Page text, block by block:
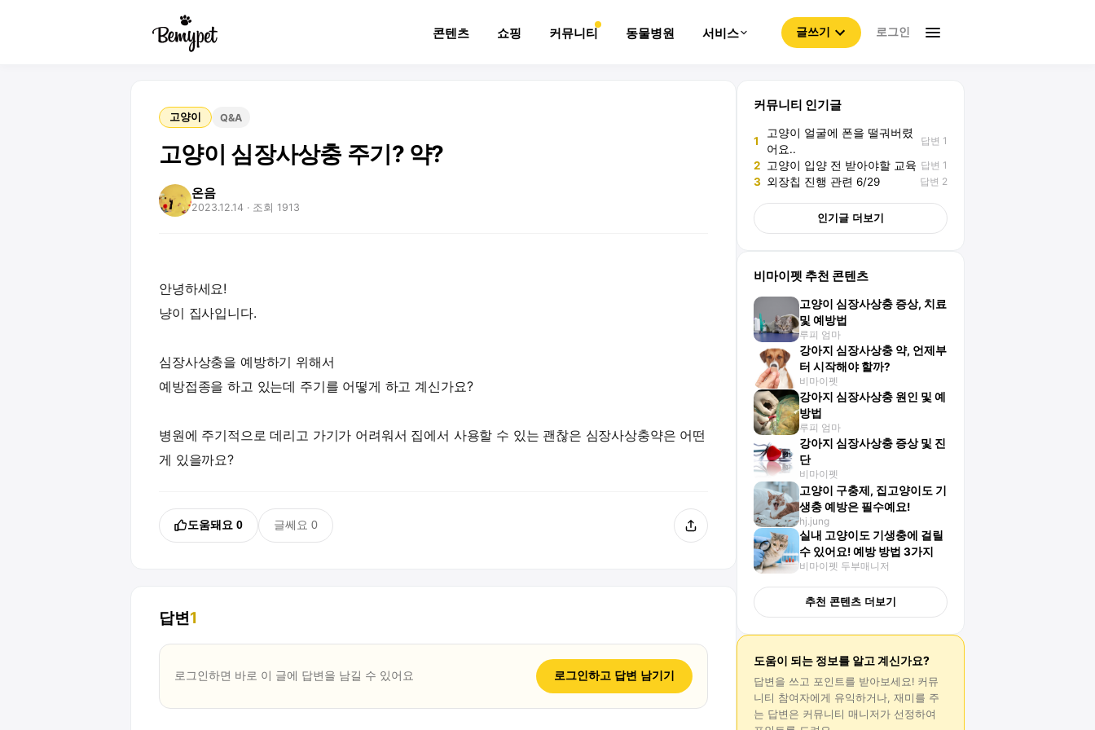
콘텐츠 쇼핑 커뮤니티 동물병원 서비스 글쓰기 로그인
고양이 Q&A
고양이 심장사상충 주기? 약?
온음
2023.12.14 · 조회 1913
안녕하세요!
냥이 집사입니다.
심장사상충을 예방하기 위해서
예방접종을 하고 있는데 주기를 어떻게 하고 계신가요?
병원에 주기적으로 데리고 가기가 어려워서 집에서 사용할 수 있는 괜찮은 심장사상충약은 어떤
게 있을까요?
도움돼요 0 글쎄요 0
답변1
로그인하면 바로 이 글에 답변을 남길 수 있어요 로그인하고 답변 남기기
커뮤니티 인기글
1
고양이 얼굴에 폰을 떨궈버렸
어요..
답변 1
2 고양이 입양 전 받아야할 교육 답변 1
3 외장칩 진행 관련 6/29 답변 2
인기글 더보기
비마이펫 추천 콘텐츠
고양이 심장사상충 증상, 치료
및 예방법
루피 엄마
강아지 심장사상충 약, 언제부
터 시작해야 할까?
비마이펫
강아지 심장사상충 원인 및 예
방법
루피 엄마
강아지 심장사상충 증상 및 진
단
비마이펫
고양이 구충제, 집고양이도 기
생충 예방은 필수예요!
hj.jung
실내 고양이도 기생충에 걸릴
수 있어요! 예방 방법 3가지
비마이펫 두부매니저
추천 콘텐츠 더보기
도움이 되는 정보를 알고 계신가요?
답변 을 쓰고 포인트를 받아보세요! 커뮤
니티 참여자에게 유익하거나, 재미를 주
는 답변 은 커뮤니티 매니저가 선정하여